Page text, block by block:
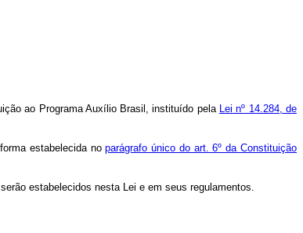
ao Programa Auxílio Brasil, instituído pela Lei nº 14.284, de
estabelecida noparágrafo único do art. 6º da Constituição
estabelecidos nesta Lei e em seus regulamentos.